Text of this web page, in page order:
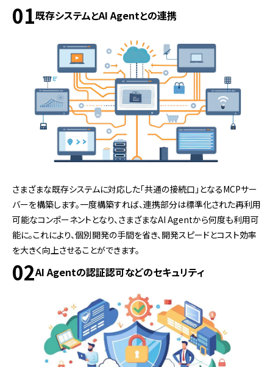
01既存システムとAI Agentとの連携
さまざまな既存システムに対応した「共通の接続口」となるMCPサー
バーを構築します。一度構築すれば、連携部分は標準化された再利用
可能なコンポーネントとなり、さまざまなAI Agentから何度も利用可
能に。これにより、個別開発の手間を省き、開発スピードとコスト効率
を大きく向上させることができます。
02AI Agentの認証認可などのセキュリティ